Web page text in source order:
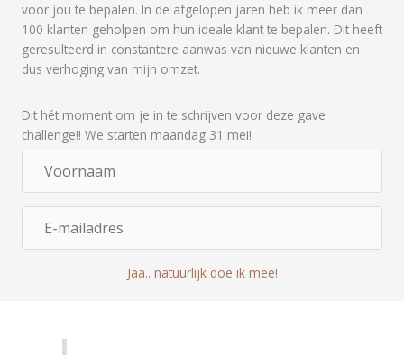
voor jou te bepalen. In de afgelopen jaren heb ik meer dan
100 klanten geholpen om hun ideale klant te bepalen. Dit heeft
geresulteerd in constantere aanwas van nieuwe klanten en
dus verhoging van mijn omzet.
Dit hét moment om je in te schrijven voor deze gave
challenge!! We starten maandag 31 mei!
o
m
Jaa.. natuurlijk doe ik mee!